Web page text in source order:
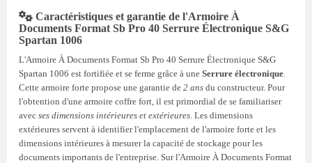
Caractéristiques et garantie de l'Armoire À
Documents Format Sb Pro 40 Serrure Électronique S&G
Spartan 1006
L'Armoire À Documents Format Sb Pro 40 Serrure Électronique S&G
Spartan 1006 est fortifiée et se ferme grâce à une Serrure électronique
Cette armoire forte propose une garantie de 2 ans du constructeur. Pour
l'obtention d'une armoire coffre fort, il est primordial de se familiariser
avec ses dimensions intérieures et extérieures . Les dimensions
extérieures servent à identifier l'emplacement de l'armoire forte et les
dimensions intérieures à mesurer la capacité de stockage pour les
documents importants de l'entreprise. Sur l'Armoire À Documents Format